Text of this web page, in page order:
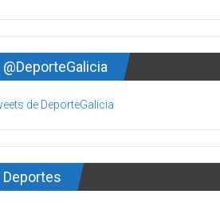
@DeporteGalicia
de DeporteGalicia
Deportes